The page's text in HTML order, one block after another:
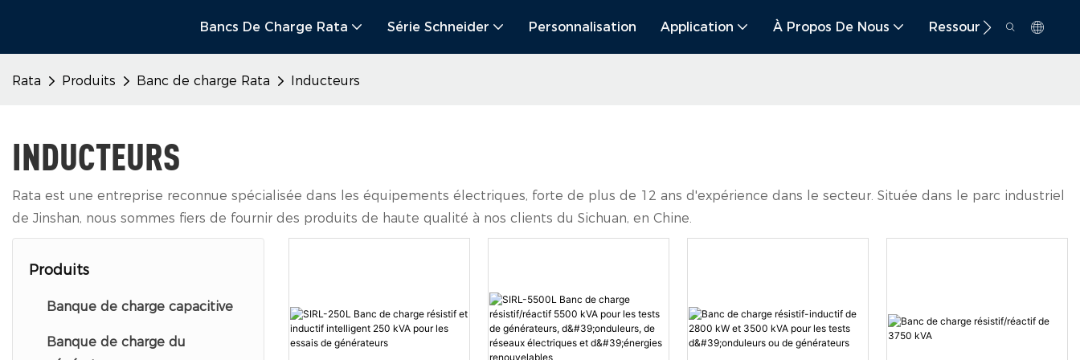
Bancs De Charge Rata Série Schneider Personnalisation Application À Propos De Nous Ressource
Rata Produits Banc de charge Rata Inducteurs
INDUCTEURS
Rata est une entreprise reconnue spécialisée dans les équipements électriques, forte de plus de 12 ans d'expérience dans le secteur. Située dans le parc industriel
de Jinshan, nous sommes fiers de fournir des produits de haute qualité à nos clients du Sichuan, en Chine.
Produits
Banque de charge capacitive
Banque de charge du